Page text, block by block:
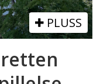
PLUSS